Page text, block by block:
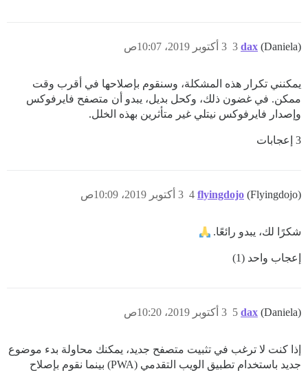
dax (Daniela) 3 أكتوبر 2019، 10:07ص 3
يمكنني تكرار هذه المشكلة، وسنقوم بإصلاحها في أقرب وقت
ممكن. في غضون ذلك، وكحل بديل، يبدو أن متصفح فايرفوكس
وإصدار فايرفوكس نيتلي غير متأثرين بهذه الخلل.
3 إعجابات
flyingdojo (Flyingdojo) 3 أكتوبر 2019، 10:09ص 4
شكرًا لك، يبدو رائعًا.
إعجاب واحد (1)
dax (Daniela) 3 أكتوبر 2019، 10:20ص 5
إذا كنت لا ترغب في تثبيت متصفح جديد، يمكنك محاولة بدء موضوع
جديد باستخدام تطبيق الويب التقدمي (PWA) بينما نقوم بإصلاح